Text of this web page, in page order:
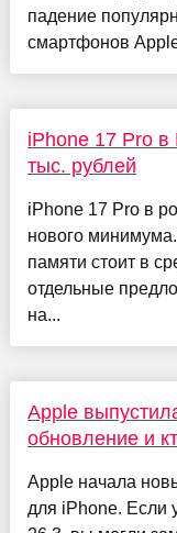
падение
смартфонов
iPhone 17 Pro
тыс. рублей
iPhone 17 Pro в
нового
памяти стоит в
отдельные
на...
Apple
обновление и
Apple начала
для iPhone. Если